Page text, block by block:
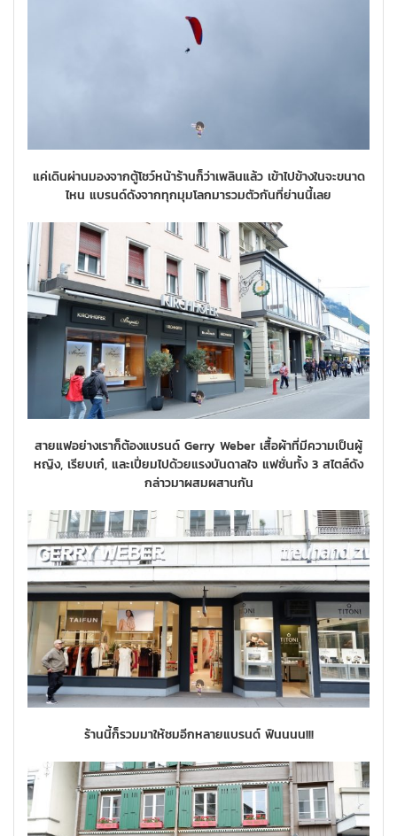
แค่เดินผ่านมองจากตู้โชว์หน้าร้านก็ว่าเพลินแล้ว เข้าไปข้างในจะขนาด
ไหน แบรนด์ดังจากทุกมุมโลกมารวมตัวกันที่ย่านนี้เลย
สายแฟอย่างเราก็ต้องแบรนด์ Gerry Weber เสื้อผ้าที่มีความเป็นผู้
หญิง, เรียบเก๋, และเปี่ยมไปด้วยแรงบันดาลใจ แฟชั่นทั้ง 3 สไตล์ดัง
กล่าวมาผสมผสานกัน
ร้านนี้ก็รวมมาให้ชมอีกหลายแบรนด์ ฟินนนน!!!